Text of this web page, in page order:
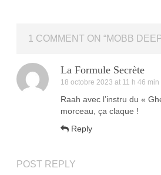
1 COMMENT ON “MOBB
La Formule Secrète
18 octobre 2023 at 11 h 46 min
Raah avec l’instru du «
morceau, ça claque !
Reply
POST REPLY